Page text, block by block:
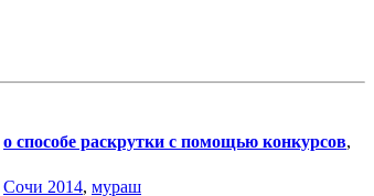
о способе раскрутки с помощью конкурсов,
Сочи 2014, мураш